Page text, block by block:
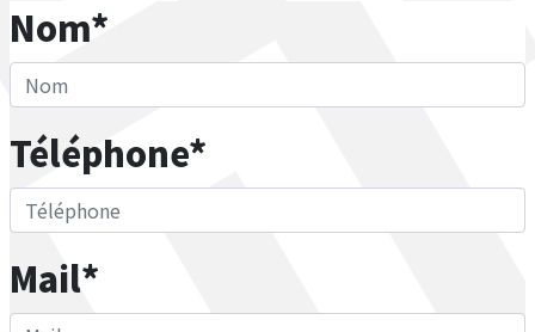
Nom*
Téléphone*
Mail*